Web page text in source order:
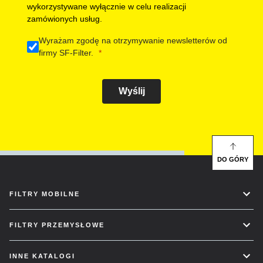
wykorzystywane wyłącznie w celu realizacji
zamówionych usług.
Wyrażam zgodę na otrzymywanie newsletterów od
firmy SF-Filter.
Wyślij
FILTRY MOBILNE
FILTRY PRZEMYSŁOWE
INNE KATALOGI
DO GÓRY